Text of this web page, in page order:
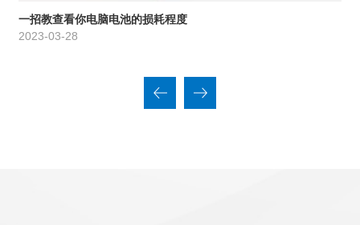
一招教查看你电脑电池的损耗程度
2023-03-28